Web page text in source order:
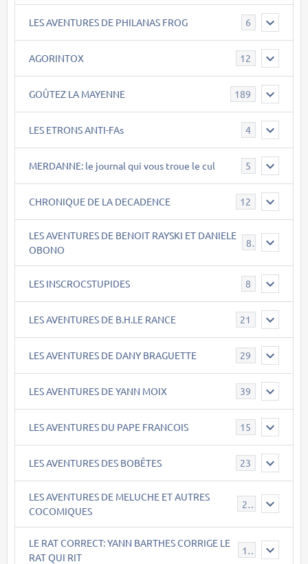
LES AVENTURES DE PHILANAS FROG 6
AGORINTOX 12
GOÛTEZ LA MAYENNE 189
LES ETRONS ANTI-FAs 4
MERDANNE: le journal qui vous troue le cul 5
CHRONIQUE DE LA DECADENCE 12
LES AVENTURES DE BENOIT RAYSKI ET DANIELE
OBONO
8
LES INSCROCSTUPIDES 8
LES AVENTURES DE B.H.LE RANCE 21
LES AVENTURES DE DANY BRAGUETTE 29
LES AVENTURES DE YANN MOIX 39
LES AVENTURES DU PAPE FRANCOIS 15
LES AVENTURES DES BOBÊTES 23
LES AVENTURES DE MELUCHE ET AUTRES
COCOMIQUES
22
LE RAT CORRECT: YANN BARTHES CORRIGE LE
RAT QUI RIT
15